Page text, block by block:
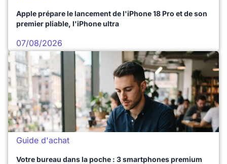
Apple prépare le lancement de l'iPhone 18 Pro et de son
premier pliable, l'iPhone ultra
07/08/2026
Guide d'achat
Votre bureau dans la poche : 3 smartphones premium